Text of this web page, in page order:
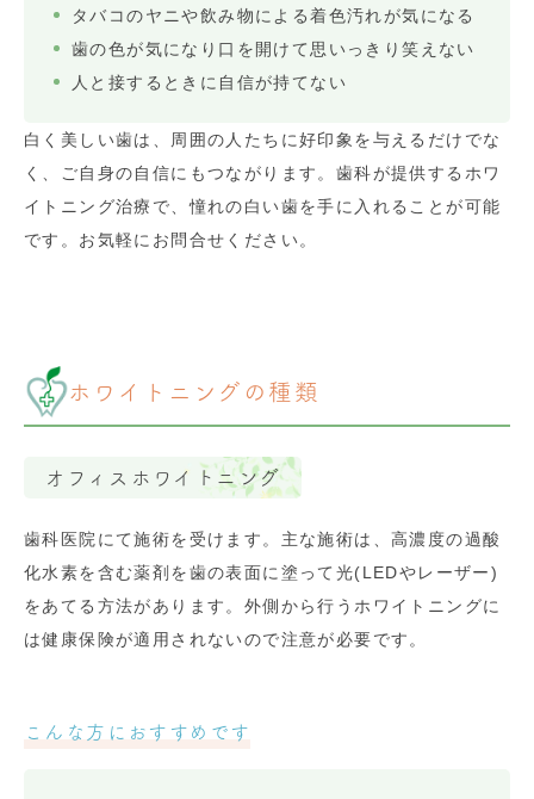
タバコのヤニや飲み物による着色汚れが気になる
歯の色が気になり口を開けて思いっきり笑えない
人と接するときに自信が持てない
白く美しい歯は、周囲の人たちに好印象を与えるだけでな
く、ご自身の自信にもつながります。歯科が提供するホワ
イトニング治療で、憧れの白い歯を手に入れることが可能
です。お気軽にお問合せください。
ホワイトニングの種類
オフィスホワイトニング
歯科医院にて施術を受けます。主な施術は、高濃度の過酸
化水素を含む薬剤を歯の表面に塗って光(LEDやレーザー)
をあてる方法があります。外側から行うホワイトニングに
は健康保険が適用されないので注意が必要です。
こんな方におすすめです